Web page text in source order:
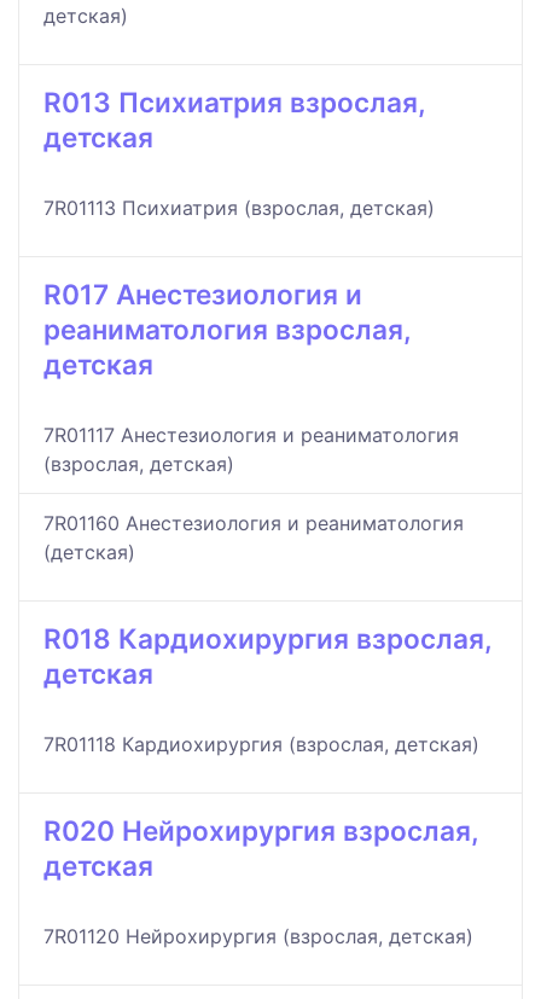
детская)
R013 Психиатрия взрослая,
детская
7R01113 Психиатрия (взрослая, детская)
R017 Анестезиология и
реаниматология взрослая,
детская
7R01117 Анестезиология и реаниматология
(взрослая, детская)
7R01160 Анестезиология и реаниматология
(детская)
R018 Кардиохирургия взрослая,
детская
7R01118 Кардиохирургия (взрослая, детская)
R020 Нейрохирургия взрослая,
детская
7R01120 Нейрохирургия (взрослая, детская)